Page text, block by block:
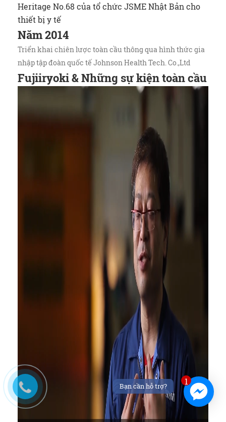
1
Bạn cần hỗ trợ?
Heritage No.68 của tổ chức JSME Nhật Bản cho
thiết bị y tế
Năm 2014
Triển khai chiên lược toàn cầu thông qua hình thức gia
nhập tập đoàn quốc tế Johnson Health Tech. Co.,Ltd
Fujiiryoki & Những sự kiện toàn cầu